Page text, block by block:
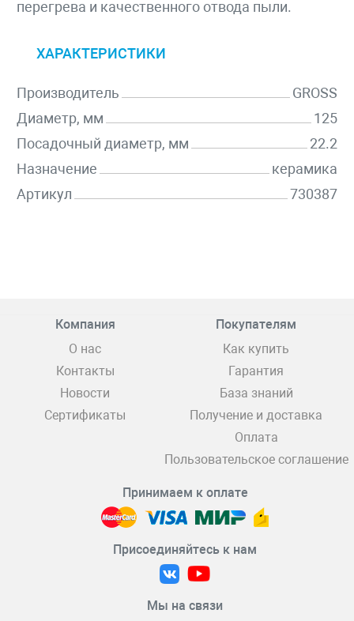
перегрева и качественного отвода пыли.
ХАРАКТЕРИСТИКИ
Производитель
GROSS
Диаметр, мм
125
Посадочный диаметр, мм
22.2
Назначение
керамика
Артикул
730387
Компания
О нас
Контакты
Новости
Сертификаты
Покупателям
Как купить
Гарантия
База знаний
Получение и доставка
Оплата
Пользовательское соглашение
Принимаем к оплате
Присоединяйтесь к нам
Мы на связи